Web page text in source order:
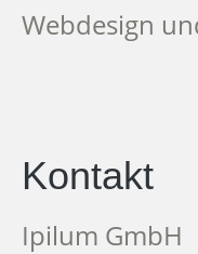
Webdesign
Kontakt
Ipilum GmbH